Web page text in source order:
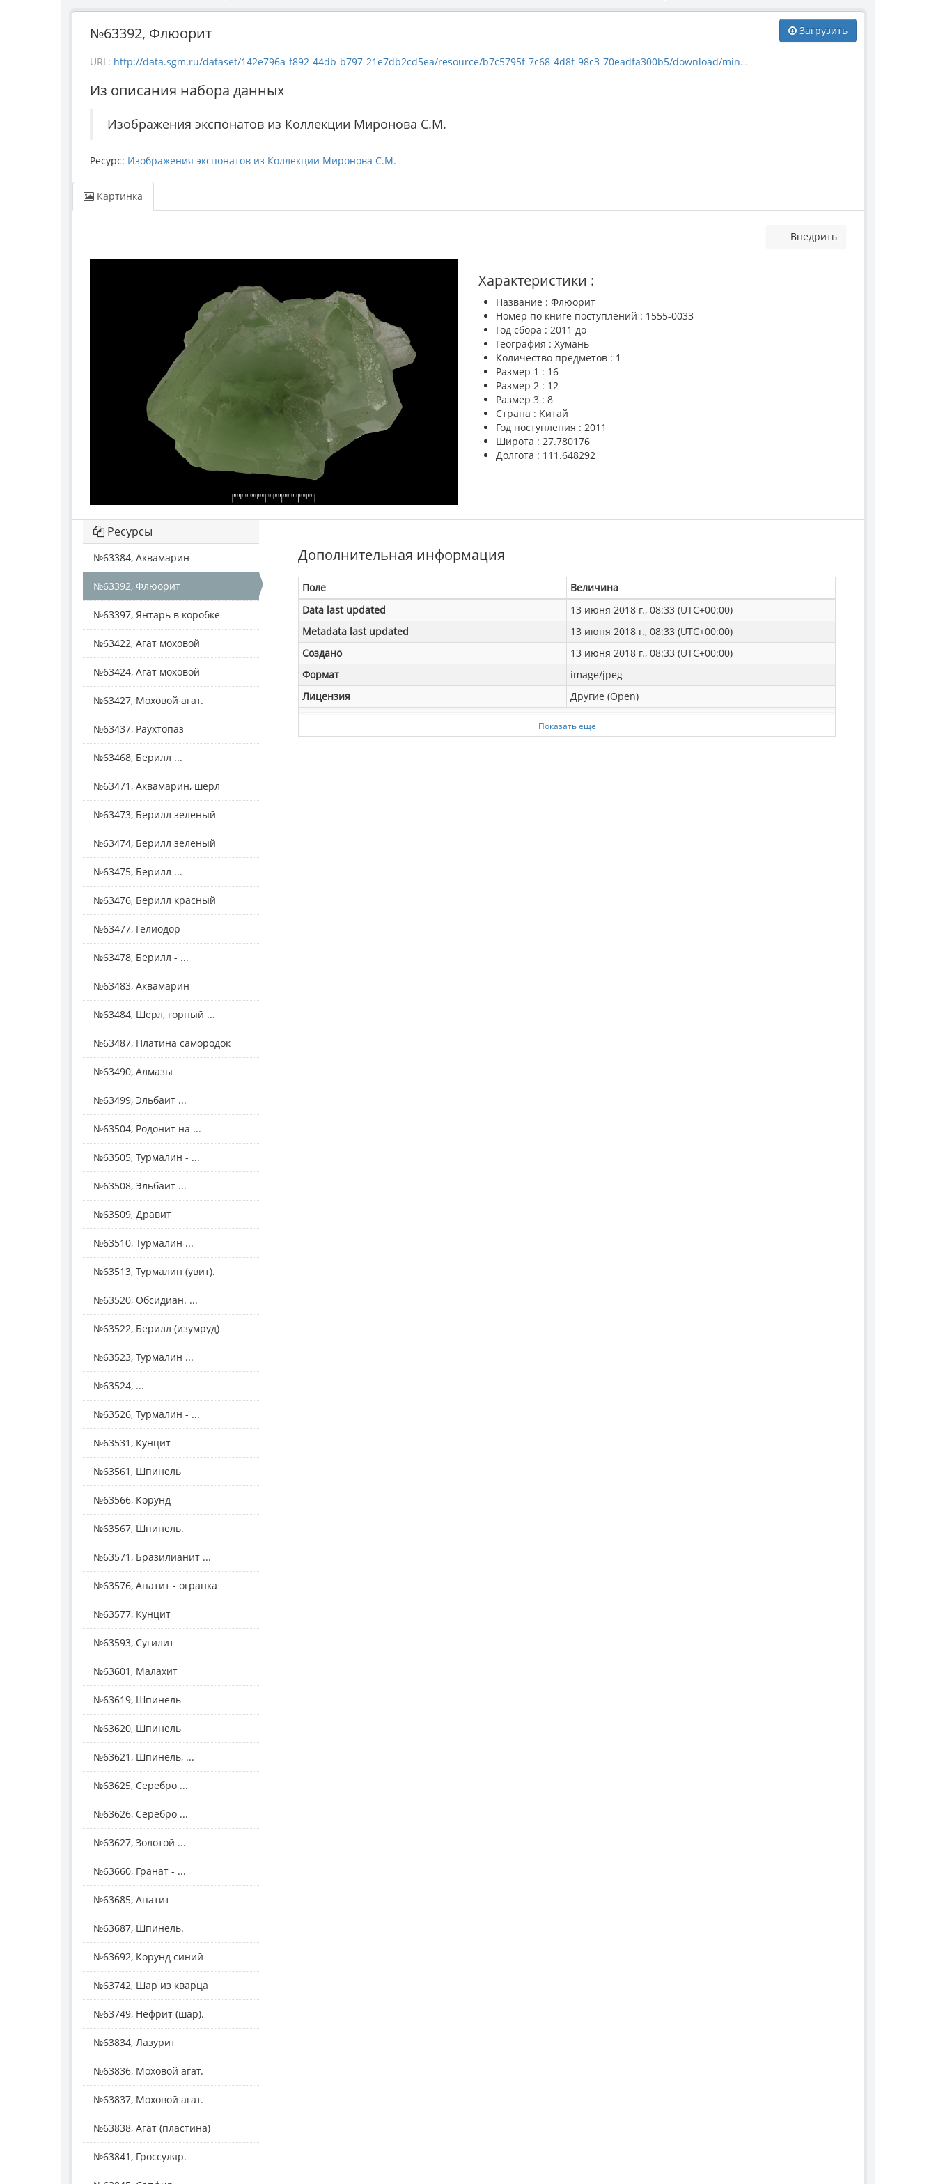
Загрузить
№63392, Флюорит
URL: http://data.sgm.ru/dataset/142e796a-f892-44db-b797-21e7db2cd5ea/resource/b7c5795f-7c68-4d8f-98c3-70eadfa300b5/download/mineral_63392.jpg
Из описания набора данных
Изображения экспонатов из Коллекции Миронова С.М.
Ресурс: Изображения экспонатов из Коллекции Миронова С.М.
Картинка
Внедрить
Характеристики :
Название : Флюорит
Номер по книге поступлений : 1555-0033
Год сбора : 2011 до
География : Хумань
Количество предметов : 1
Размер 1 : 16
Размер 2 : 12
Размер 3 : 8
Страна : Китай
Год поступления : 2011
Широта : 27.780176
Долгота : 111.648292
Дополнительная информация
Поле
Величина
Data last updated
13 июня 2018 г., 08:33 (UTC+00:00)
Metadata last updated
13 июня 2018 г., 08:33 (UTC+00:00)
Создано
13 июня 2018 г., 08:33 (UTC+00:00)
Формат
image/jpeg
Лицензия
Другие (Open)
Показать еще
Ресурсы
№63384, Аквамарин
№63392, Флюорит
№63397, Янтарь в коробке
№63422, Агат моховой
№63424, Агат моховой
№63427, Моховой агат.
№63437, Раухтопаз
№63468, Берилл ...
№63471, Аквамарин, шерл
№63473, Берилл зеленый
№63474, Берилл зеленый
№63475, Берилл ...
№63476, Берилл красный
№63477, Гелиодор
№63478, Берилл - ...
№63483, Аквамарин
№63484, Шерл, горный ...
№63487, Платина самородок
№63490, Алмазы
№63499, Эльбаит ...
№63504, Родонит на ...
№63505, Турмалин - ...
№63508, Эльбаит ...
№63509, Дравит
№63510, Турмалин ...
№63513, Турмалин (увит).
№63520, Обсидиан. ...
№63522, Берилл (изумруд)
№63523, Турмалин ...
№63524, ...
№63526, Турмалин - ...
№63531, Кунцит
№63561, Шпинель
№63566, Корунд
№63567, Шпинель.
№63571, Бразилианит ...
№63576, Апатит - огранка
№63577, Кунцит
№63593, Сугилит
№63601, Малахит
№63619, Шпинель
№63620, Шпинель
№63621, Шпинель, ...
№63625, Серебро ...
№63626, Серебро ...
№63627, Золотой ...
№63660, Гранат - ...
№63685, Апатит
№63687, Шпинель.
№63692, Корунд синий
№63742, Шар из кварца
№63749, Нефрит (шар).
№63834, Лазурит
№63836, Моховой агат.
№63837, Моховой агат.
№63838, Агат (пластина)
№63841, Гроссуляр.